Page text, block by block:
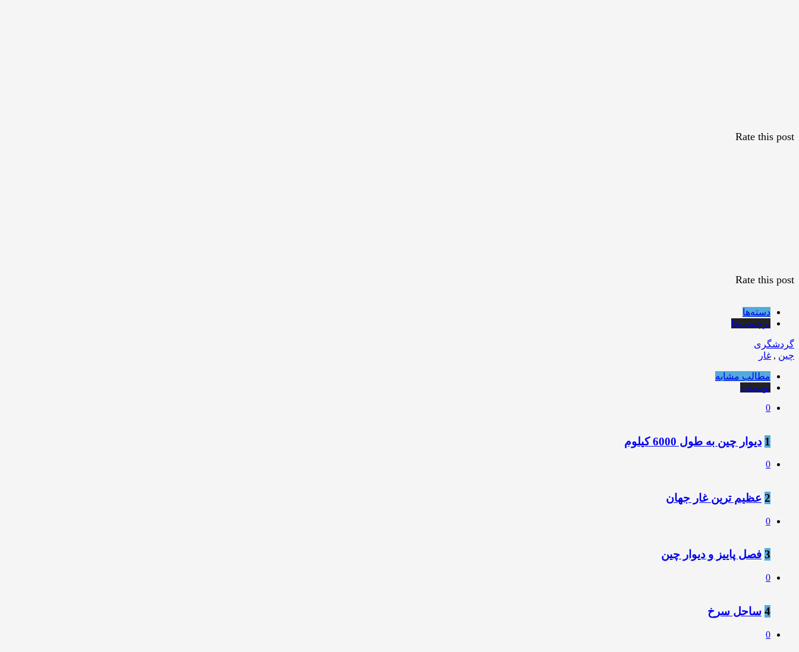
Rate this post
Rate this post
دسته‌ها
برچسب‌ها
گردشگری
چین , غار
مطالب مشابه
نویسنده
0
1 دیوار چین به طول 6000 کیلوم
0
2 عظیم ترین غار جهان
0
3 فصل پاییز و دیوار چین
0
4 ساحل سرخ
0